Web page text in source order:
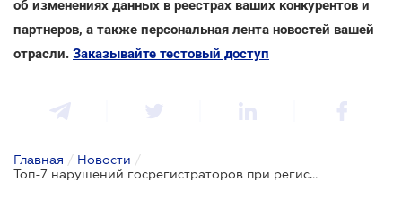
об изменениях данных в реестрах ваших конкурентов и
партнеров, а также персональная лента новостей вашей
отрасли. Заказывайте тестовый доступ
Главная / Новости /
Топ-7 нарушений госрегистраторов при регистрации земли